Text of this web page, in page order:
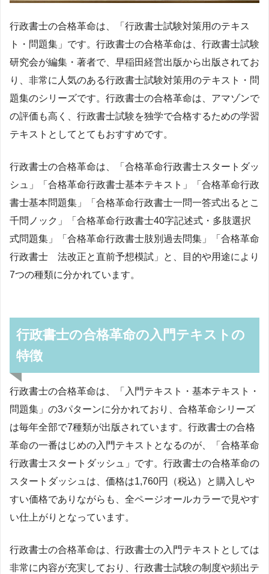
行政書士の合格革命は、「行政書士試験対策用のテキス
ト・問題集」です。行政書士の合格革命は、行政書士試験
研究会が編集・著者で、早稲田経営出版から出版されてお
り、非常に人気のある行政書士試験対策用のテキスト・問
題集のシリーズです。行政書士の合格革命は、アマゾンで
の評価も高く、行政書士試験を独学で合格するための学習
テキストとしてとてもおすすめです。
行政書士の合格革命は、「合格革命行政書士スタートダッ
シュ」「合格革命行政書士基本テキスト」「合格革命行政
書士基本問題集」「合格革命行政書士一問一答式出るとこ
千問ノック」「合格革命行政書士40字記述式・多肢選択
式問題集」「合格革命行政書士肢別過去問集」「合格革命
行政書士 法改正と直前予想模試」と、目的や用途により
7つの種類に分かれています。
行政書士の合格革命の入門テキストの
特徴
行政書士の合格革命は、「入門テキスト・基本テキスト・
問題集」の3パターンに分かれており、合格革命シリーズ
は毎年全部で7種類が出版されています。行政書士の合格
革命の一番はじめの入門テキストとなるのが、「合格革命
行政書士スタートダッシュ」です。行政書士の合格革命の
スタートダッシュは、価格は1,760円（税込）と購入しや
すい価格でありながらも、全ページオールカラーで見やす
い仕上がりとなっています。
行政書士の合格革命は、行政書士の入門テキストとしては
非常に内容が充実しており、行政書士試験の制度や頻出テ